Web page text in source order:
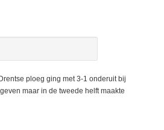
ploeg ging met 3-1 onderuit bij
maar in de tweede helft maakte